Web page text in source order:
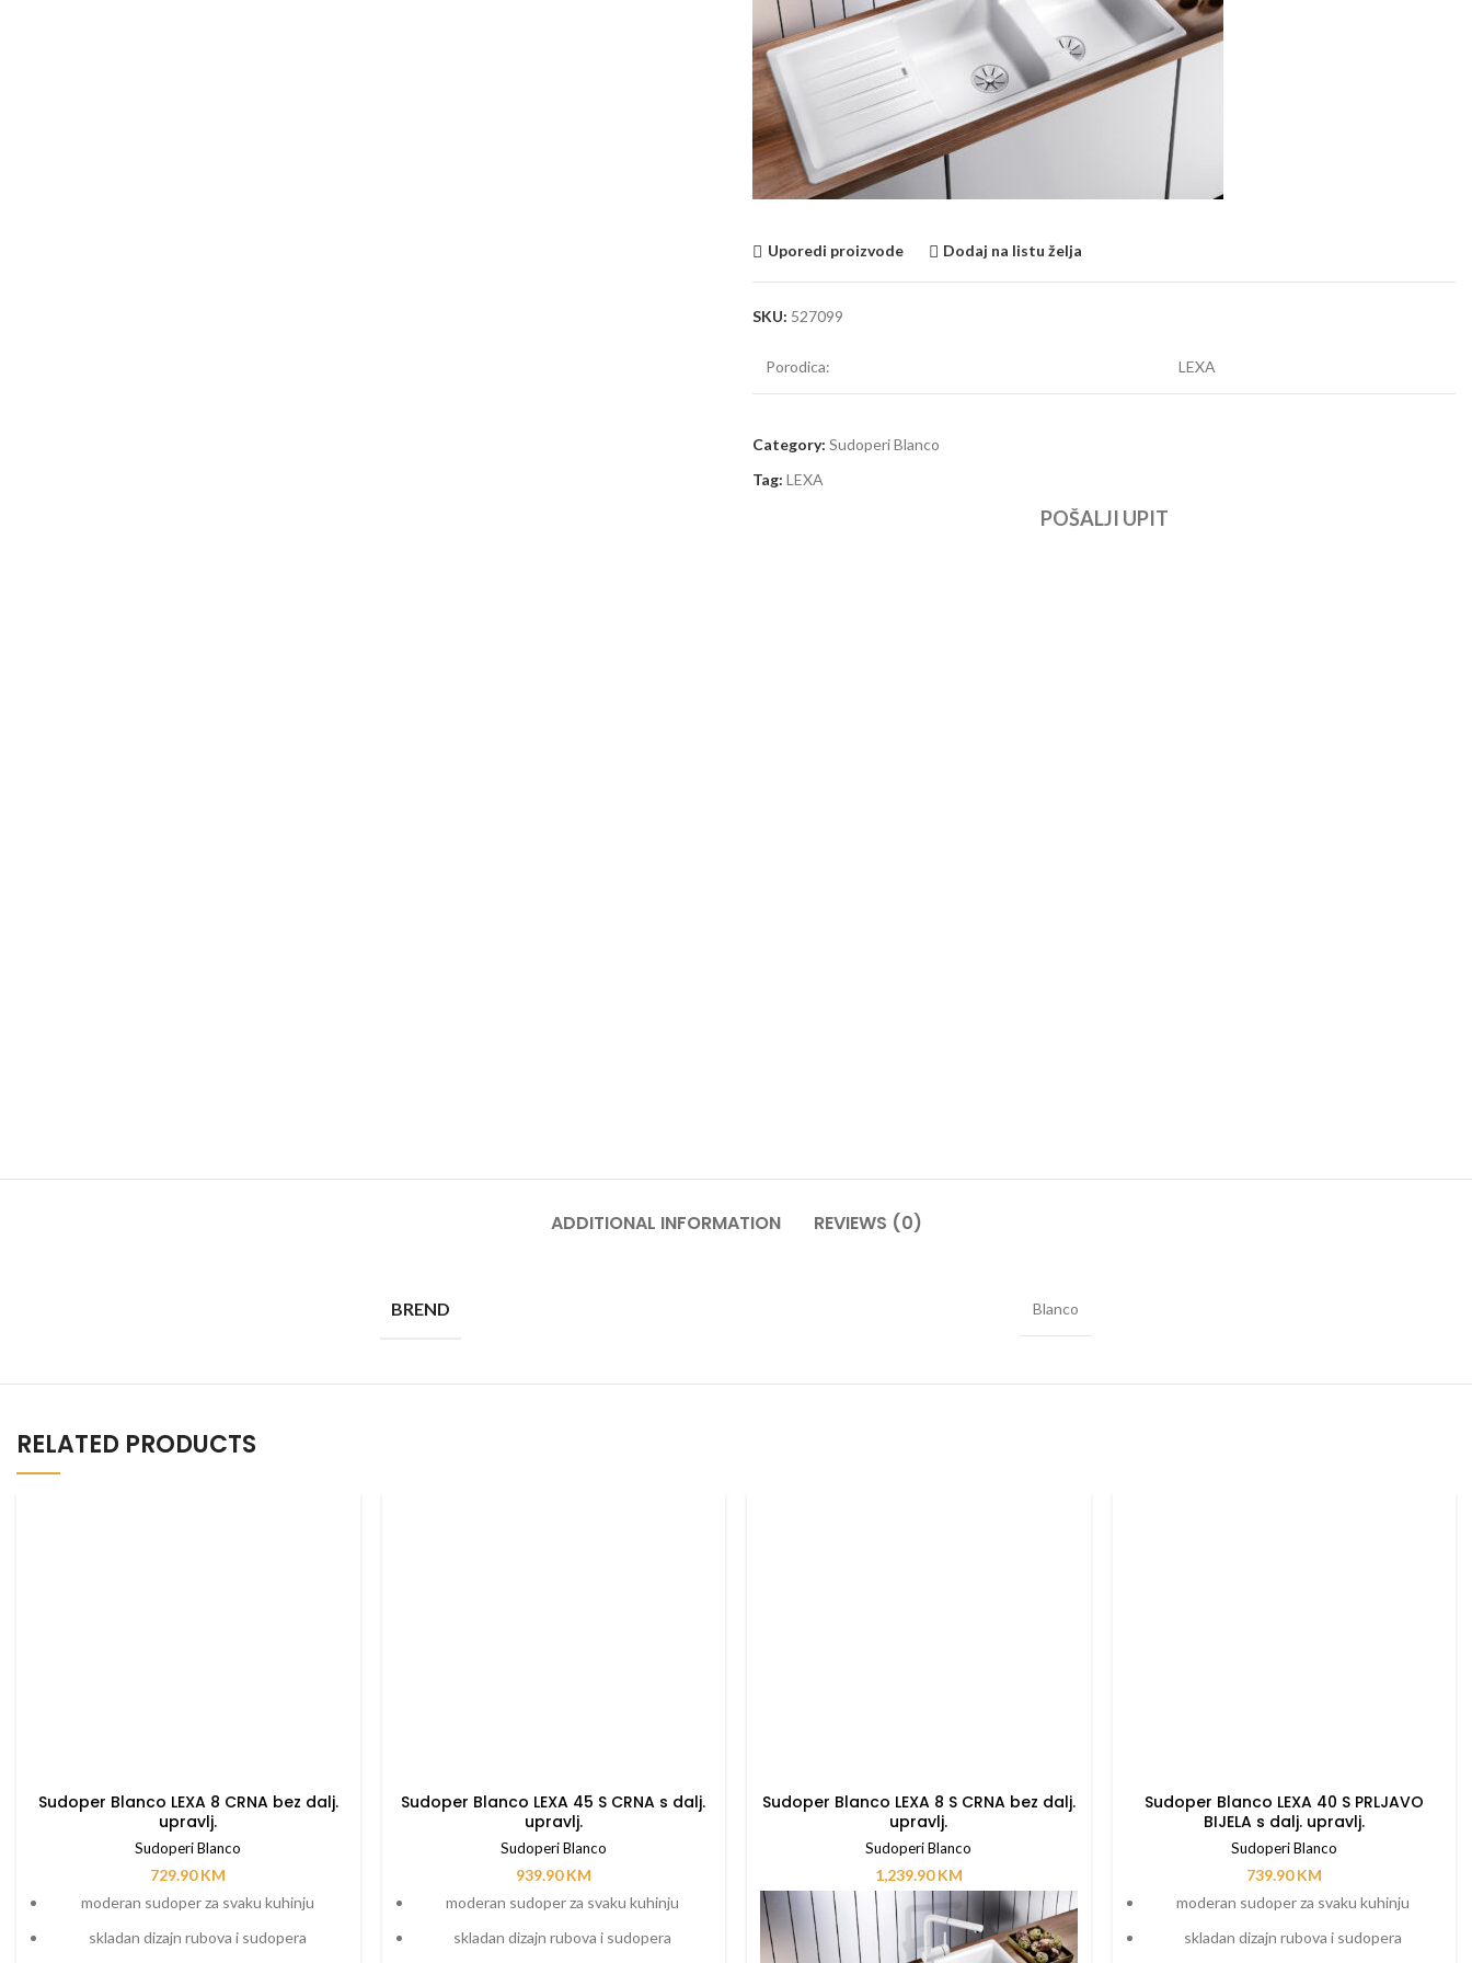
Uporedi proizvode Dodaj na listu želja
SKU: 527099
Porodica: LEXA
Category: Sudoperi Blanco
Tag: LEXA
POŠALJI UPIT
ADDITIONAL INFORMATION REVIEWS (0)
BREND Blanco
RELATED PRODUCTS
Sudoper Blanco LEXA 8 CRNA bez dalj.
upravlj.
Sudoperi Blanco
729.90KM
moderan sudoper za svaku kuhinju
skladan dizajn rubova i sudopera
Sudoper Blanco LEXA 45 S CRNA s dalj.
upravlj.
Sudoperi Blanco
939.90KM
moderan sudoper za svaku kuhinju
skladan dizajn rubova i sudopera
Sudoper Blanco LEXA 8 S CRNA bez dalj.
upravlj.
Sudoperi Blanco
1,239.90KM
Sudoper Blanco LEXA 40 S PRLJAVO
BIJELA s dalj. upravlj.
Sudoperi Blanco
739.90KM
moderan sudoper za svaku kuhinju
skladan dizajn rubova i sudopera